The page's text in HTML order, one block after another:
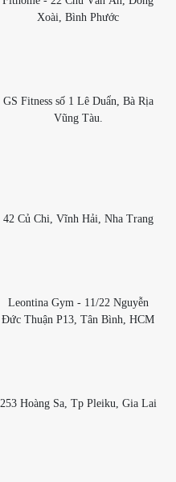
Xoài, Bình Phước
GS Fitness số 1 Lê Duẩn, Bà Rịa
Vũng Tàu.
42 Củ Chi, Vĩnh Hải, Nha Trang
Leontina Gym - 11/22 Nguyễn
Đức Thuận P13, Tân Bình, HCM
253 Hoàng Sa, Tp Pleiku, Gia Lai